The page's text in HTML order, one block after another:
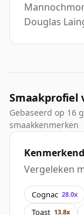
Douglas
Smaakprofiel
Gebaseerd op 16
smaakkenmerken
Vergeleken
Cognac 28.0x
Toast 13.8x